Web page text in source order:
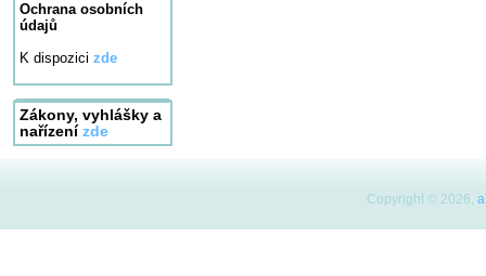
Ochrana osobních
údajů
K dispozici zde
Zákony, vyhlášky a
nařízení zde
Copyright © 2026,